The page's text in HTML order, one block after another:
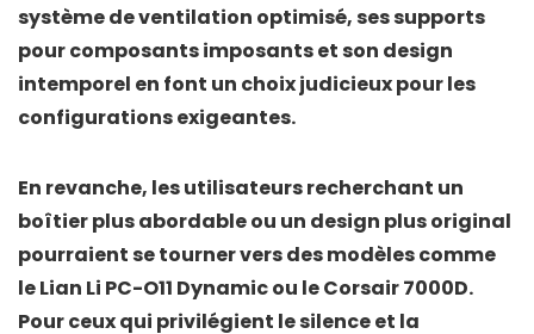
système de ventilation optimisé, ses supports
pour composants imposants et son design
intemporel en font un choix judicieux pour les
configurations exigeantes.
En revanche, les utilisateurs recherchant un
boîtier plus abordable ou un design plus original
pourraient se tourner vers des modèles comme
leLian Li PC-O11 Dynamicou leCorsair 7000D.
Pour ceux qui privilégient le silence et la